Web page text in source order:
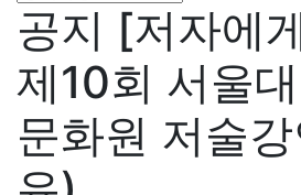
공지 [저자에
제10회 서울
문화원 저술